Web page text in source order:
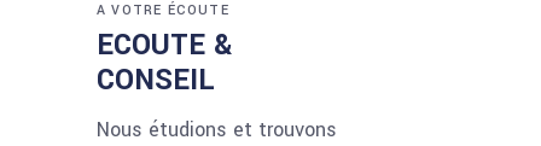
A VOTRE ÉCOUTE
ECOUTE &
CONSEIL
Nous étudions et trouvons